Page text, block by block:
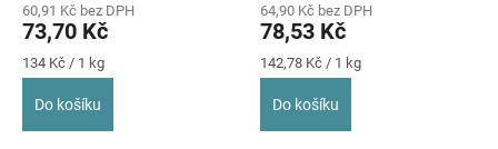
60,91 Kč bez DPH
73,70 Kč
Měrná
cena:
134 Kč / 1 kg
Do košíku
64,90 Kč bez DPH
78,53 Kč
Měrná
cena:
142,78 Kč / 1 kg
Do košíku